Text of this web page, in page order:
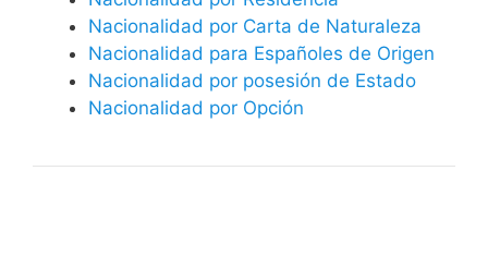
Nacionalidad por Carta de Naturaleza
Nacionalidad para Españoles de Origen
Nacionalidad por posesión de Estado
Nacionalidad por Opción